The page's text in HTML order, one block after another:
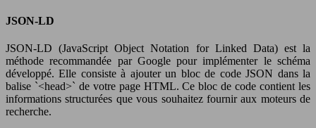
JSON-LD
JSON-LD (JavaScript Object Notation for Linked Data) est la
méthode recommandée par Google pour implémenter le schéma
développé. Elle consiste à ajouter un bloc de code JSON dans la
balise `<head>` de votre page HTML. Ce bloc de code contient les
informations structurées que vous souhaitez fournir aux moteurs de
recherche.